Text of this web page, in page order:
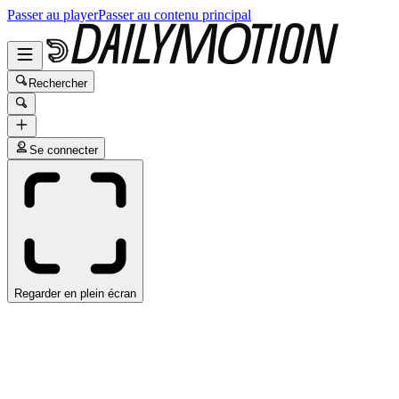
Passer au playerPasser au contenu principal
Rechercher
Se connecter
Regarder en plein écran